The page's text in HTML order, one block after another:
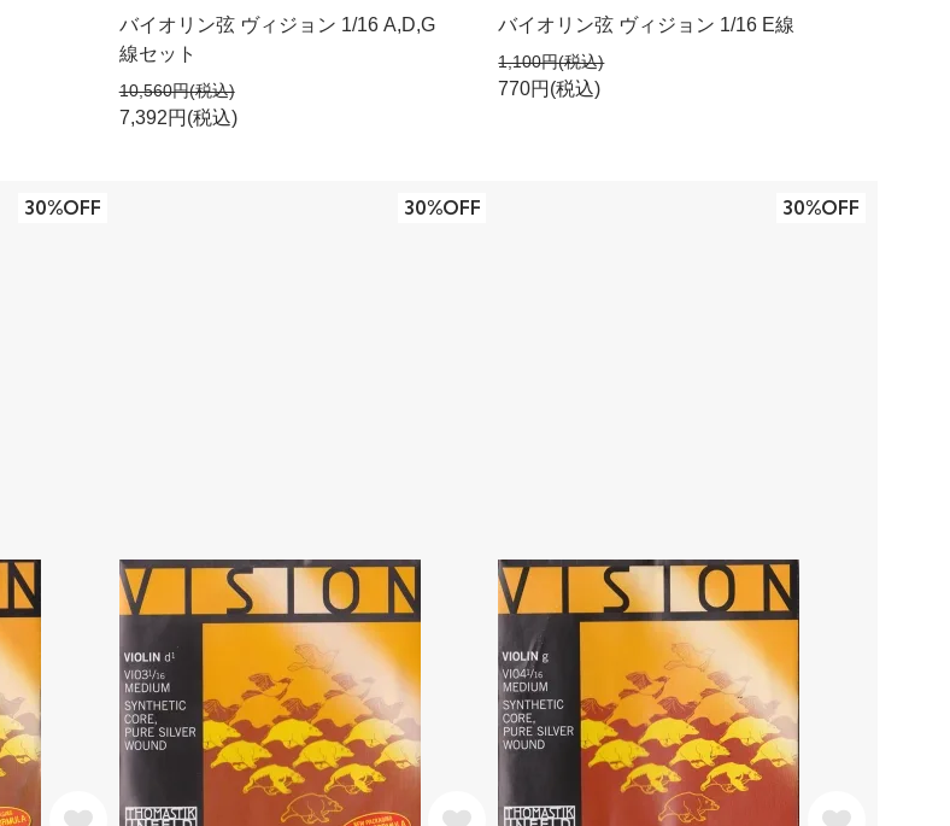
バイオリン弦 ヴィジョン 1/16 A,D,G
線セット
10,560円(税込)
7,392円(税込)
バイオリン弦 ヴィジョン 1/16 E線
1,100円(税込)
770円(税込)
30%OFF 30%OFF 30%OFF